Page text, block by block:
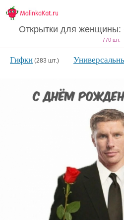
Открытки для
770 шт.
Гифки (283 шт.)